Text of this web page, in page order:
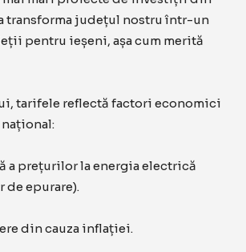
transforma județul nostru într-un
pentru ieșeni, așa cum merită
tarifele reflectă factori economici
a prețurilor la energia electrică
epurare).
din cauza inflației.